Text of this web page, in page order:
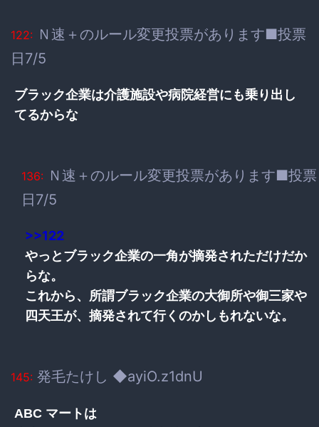
122: Ｎ速＋のルール変更投票があります■投票
日7/5
ブラック企業は介護施設や病院経営にも乗り出し
てるからな
136: Ｎ速＋のルール変更投票があります■投票
日7/5
>>122
やっとブラック企業の一角が摘発されただけだか
らな。
これから、所謂ブラック企業の大御所や御三家や
四天王が、摘発されて行くのかしもれないな。
145: 発毛たけし ◆ayiO.z1dnU
ABC マートは